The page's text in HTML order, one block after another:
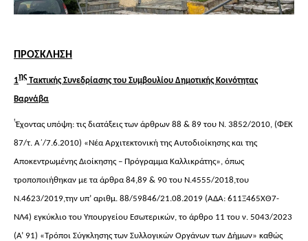
ΠΡΟΣΚΛΗΣΗ
1ης Tακτικής Συνεδρίασης του Συμβουλίου Δημοτικής Κοινότητας
Βαρνάβα
‘Έχοντας υπόψη: τις διατάξεις των άρθρων 88 & 89 του Ν. 3852/2010, (ΦΕΚ
87/τ. Α΄/7.6.2010) «Νέα Αρχιτεκτονική της Αυτοδιοίκησης και της
Αποκεντρωμένης Διοίκησης – Πρόγραμμα Καλλικράτης», όπως
τροποποιήθηκαν με τα άρθρα 84,89 & 90 του Ν.4555/2018,του
Ν.4623/2019,την υπ’ αριθμ. 88/59846/21.08.2019 (ΑΔΑ: 611Ξ465ΧΘ7-
ΝΛ4) εγκύκλιο του Υπουργείου Εσωτερικών, το άρθρο 11 του ν. 5043/2023
(Α’ 91) «Τρόποι Σύγκλησης των Συλλογικών Οργάνων των Δήμων» καθώς